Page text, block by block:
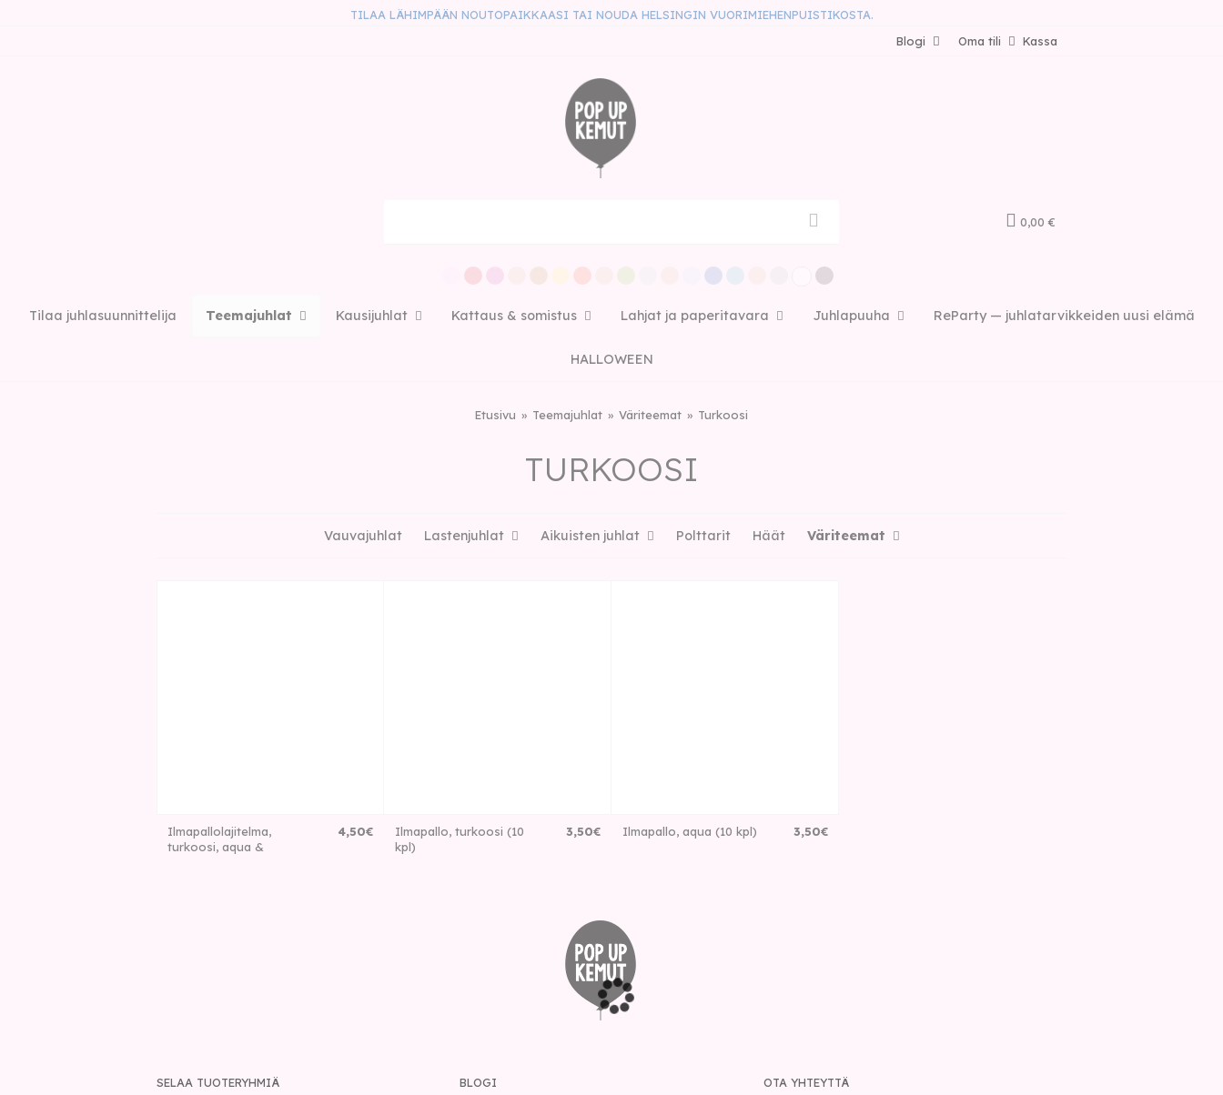
TILAA LÄHIMPÄÄN NOUTOPAIKKAASI TAI NOUDA HELSINGIN VUORIMIEHENPUISTIKOSTA.
Kassa
Oma tili
Blogi
0,00 €
Tilaa juhlasuunnittelija Teemajuhlat Kausijuhlat Kattaus & somistus Lahjat ja paperitavara Juhlapuuha ReParty — juhlatarvikkeiden uusi elämä
HALLOWEEN
Etusivu Teemajuhlat Väriteemat Turkoosi
TURKOOSI
Vauvajuhlat Lastenjuhlat Aikuisten juhlat Polttarit Häät Väriteemat
Ilmapallolajitelma,
turkoosi, aqua &
4,50€
Ilmapallo, turkoosi (10
kpl)
3,50€ Ilmapallo, aqua (10 kpl) 3,50€
SELAA TUOTERYHMIÄ BLOGI OTA YHTEYTTÄ